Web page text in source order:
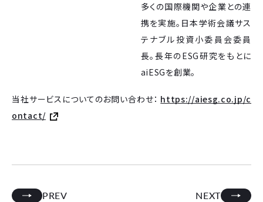
多くの国際機関や企業との連
携を実施。日本学術会議サス
テナブル投資小委員会委員
長。長年のESG研究をもとに
aiESGを創業。
当社サービスについてのお問い合わせ： https://aiesg.co.jp/c
ontact/
PREV NEXT